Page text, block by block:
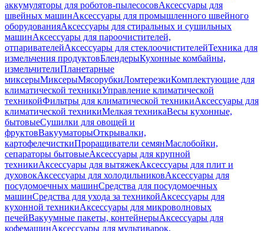
аккумуляторы для роботов-пылесосовАксессуары для
швейных машинАксессуары для промышленного швейного
оборудованияАксессуары для стиральных и сушильных
машинАксессуары для пароочистителей,
отпаривателейАксессуары для стеклоочистителейТехника для
измельчения продуктовБлендерыКухонные комбайны,
измельчителиПланетарные
миксерыМиксерыМясорубкиЛомтерезкиКомплектующие для
климатической техникиУправление климатической
техникойФильтры для климатической техникиАксессуары для
климатической техникиМелкая техникаВесы кухонные,
бытовыеСушилки для овощей и
фруктовВакууматорыОткрывалки,
картофелечисткиПроращиватели семянМаслобойки,
сепараторы бытовыеАксессуары для крупной
техникиАксессуары для вытяжекАксессуары для плит и
духовокАксессуары для холодильниковАксессуары для
посудомоечных машинСредства для посудомоечных
машинСредства для ухода за техникойАксессуары для
кухонной техникиАксессуары для микроволновых
печейВакуумные пакеты, контейнерыАксессуары для
кофемашинАксессуары для мультиварок,